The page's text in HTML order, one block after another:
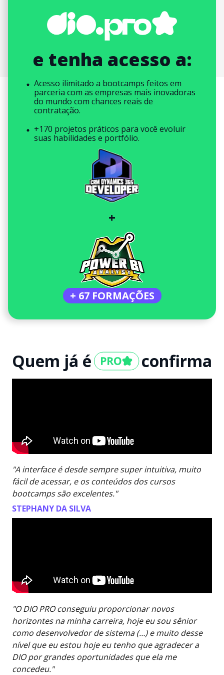
e tenha acesso a:
Acesso ilimitado a bootcamps feitos em
parceria com as empresas mais inovadoras
do mundo com chances reais de
contratação.
+170 projetos práticos para você evoluir
suas habilidades e portfólio.
+
+ 67 FORMAÇÕES
Quem já é confirma
"A interface é desde sempre super intuitiva, muito
fácil de acessar, e os conteúdos dos cursos
bootcamps são excelentes."
STEPHANY DA SILVA
"O DIO PRO conseguiu proporcionar novos
horizontes na minha carreira, hoje eu sou sênior
como desenvolvedor de sistema (…) e muito desse
nível que eu estou hoje eu tenho que agradecer a
DIO por grandes oportunidades que ela me
concedeu."